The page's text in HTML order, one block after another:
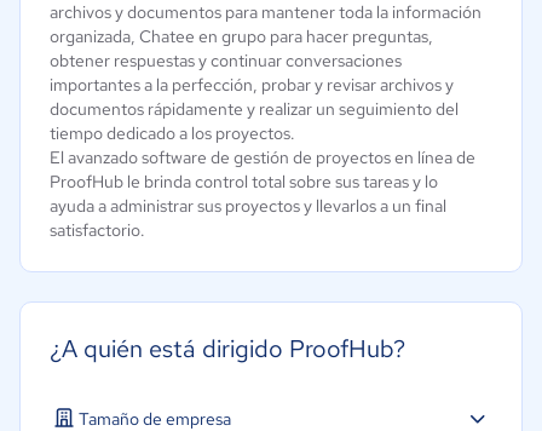
archivos y documentos para mantener toda la información
organizada, Chatee en grupo para hacer preguntas,
obtener respuestas y continuar conversaciones
importantes a la perfección, probar y revisar archivos y
documentos rápidamente y realizar un seguimiento del
tiempo dedicado a los proyectos.
El avanzado software de gestión de proyectos en línea de
ProofHub le brinda control total sobre sus tareas y lo
ayuda a administrar sus proyectos y llevarlos a un final
satisfactorio.
¿A quién está dirigido ProofHub?
Tamaño de empresa